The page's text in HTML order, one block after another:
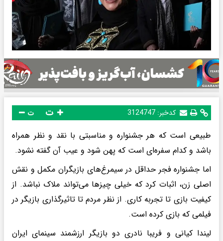
کدخبر: 3124747 ت
طبیعی است که هر جشنواره و مناسبتی با نقد و نظر همراه
باشد و کدام سفره‌ای است که پهن شود و عیب آن گفته نشود.
اما جشنواره فجر حداقل در سیمرغ‌های بازیگران مکمل و نقش
اصلی زن، اثبات کرد که خیلی چیزها می‌تواند ملاک نباشد. از
کیفیت بازی تا تجربه کاری. از نظر مردم تا تاثیرگذاری بازیگر در
فیلمی ‌که بازی کرده است.
لیندا کیانی و فریبا نادری دو بازیگر ارزشمند سینمای ایران